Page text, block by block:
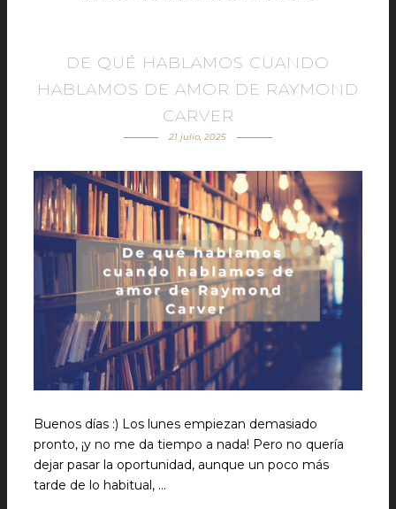
DE QUÉ HABLAMOS CUANDO
HABLAMOS DE AMOR DE RAYMOND
CARVER
21 julio, 2025
Buenos días :) Los lunes empiezan demasiado
pronto, ¡y no me da tiempo a nada! Pero no quería
dejar pasar la oportunidad, aunque un poco más
tarde de lo habitual, …